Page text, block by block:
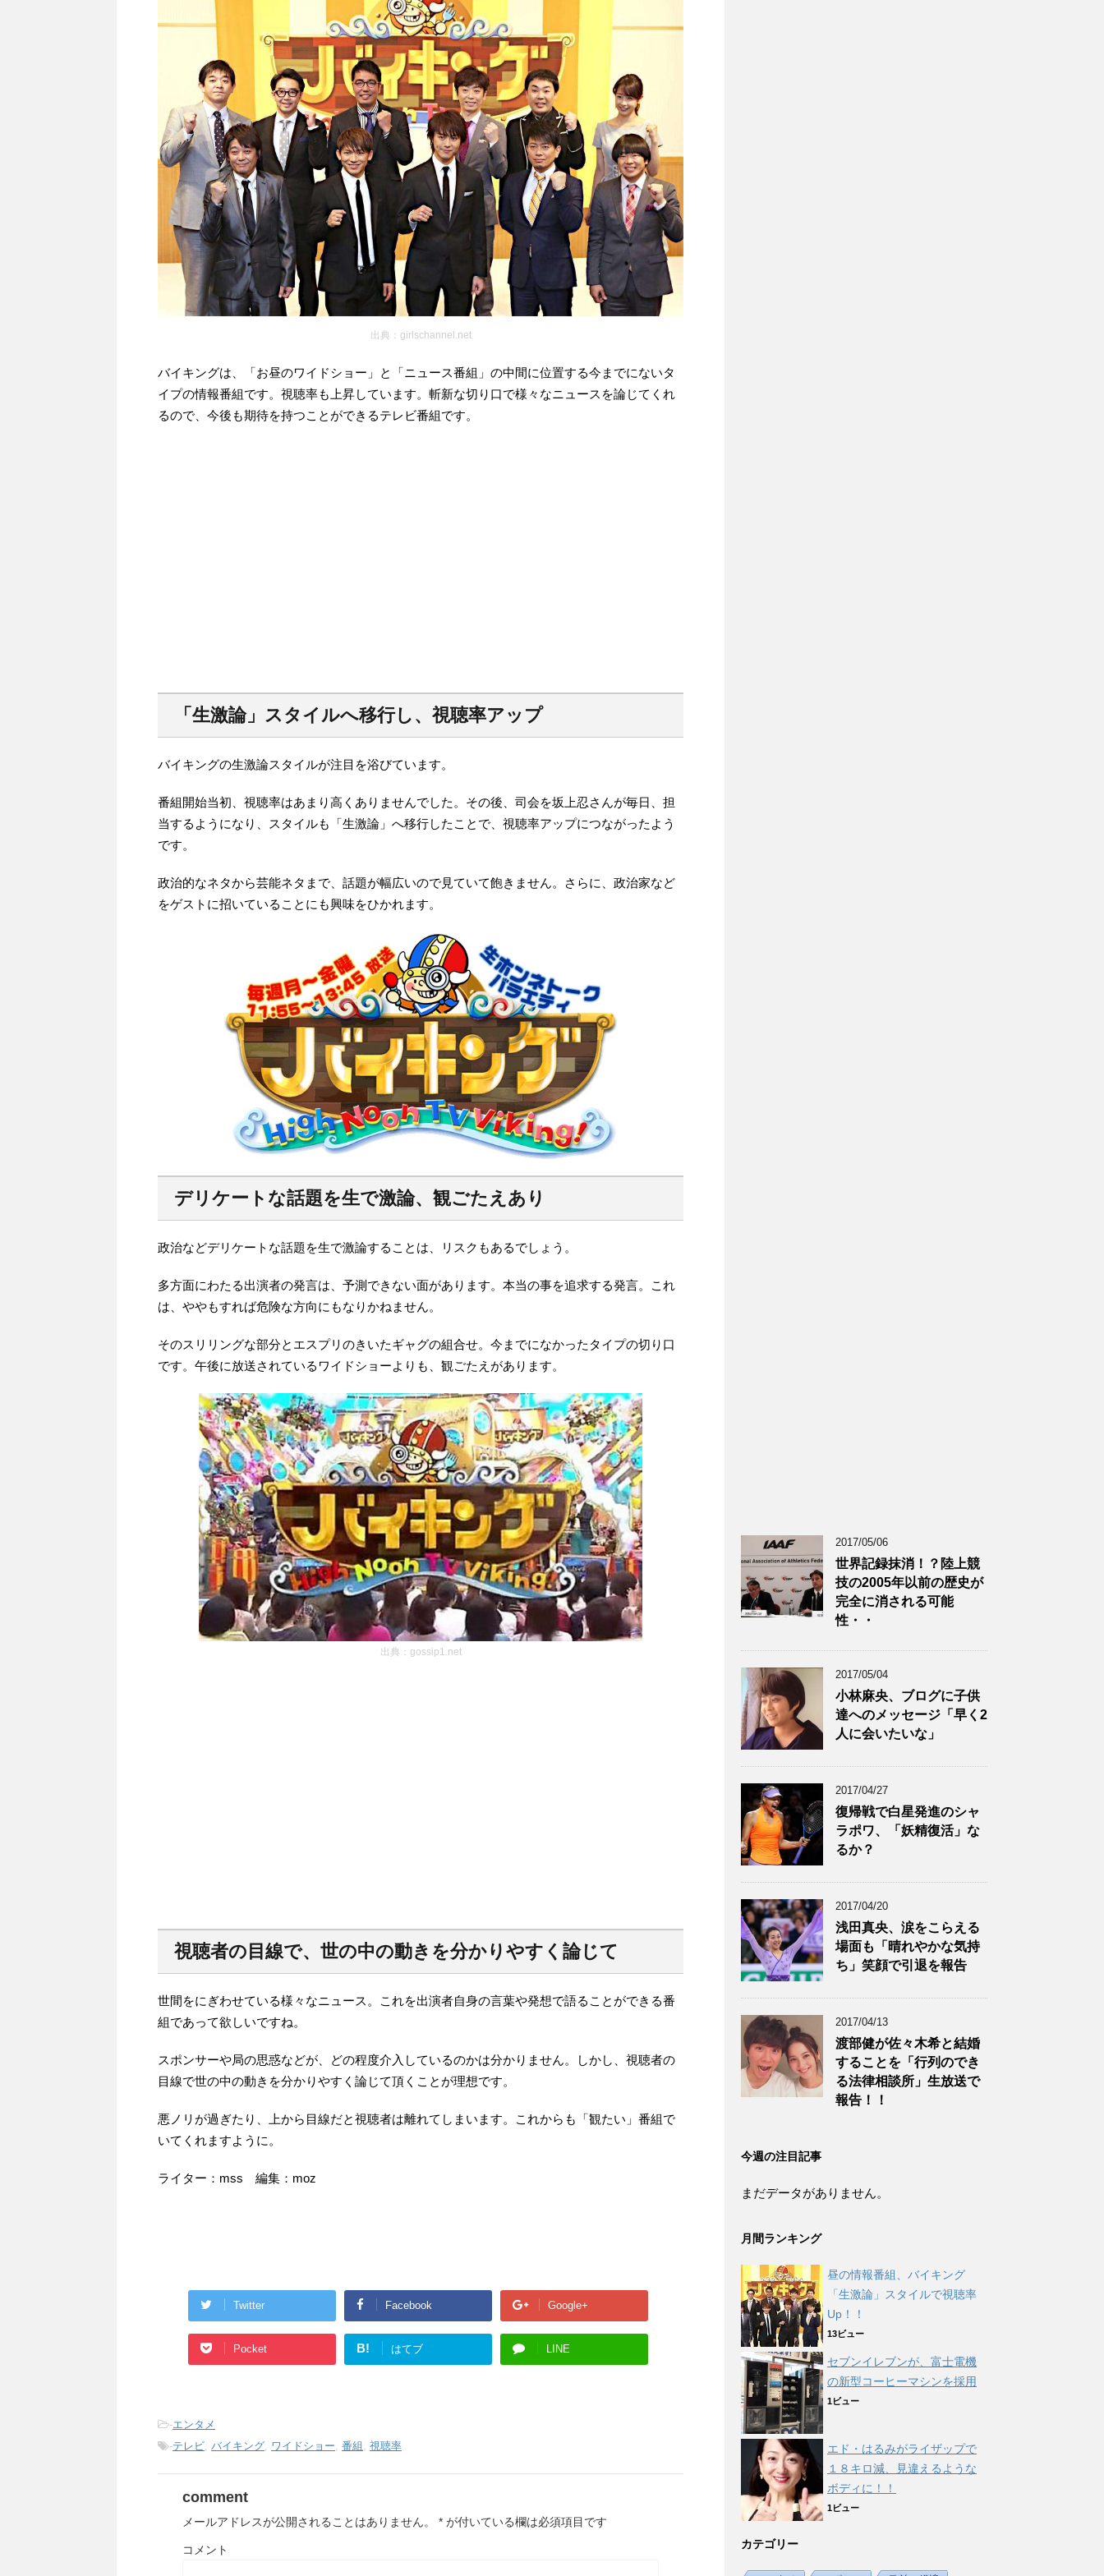
出典：girlschannel.net
バイキングは、「お昼のワイドショー」と「ニュース番組」の中間に位置する今までにないタ
イプの情報番組です。視聴率も上昇しています。斬新な切り口で様々なニュースを論じてくれ
るので、今後も期待を持つことができるテレビ番組です。
「生激論」スタイルへ移行し、視聴率アップ
バイキングの生激論スタイルが注目を浴びています。
番組開始当初、視聴率はあまり高くありませんでした。その後、司会を坂上忍さんが毎日、担
当するようになり、スタイルも「生激論」へ移行したことで、視聴率アップにつながったよう
です。
政治的なネタから芸能ネタまで、話題が幅広いので見ていて飽きません。さらに、政治家など
をゲストに招いていることにも興味をひかれます。
デリケートな話題を生で激論、観ごたえあり
政治などデリケートな話題を生で激論することは、リスクもあるでしょう。
多方面にわたる出演者の発言は、予測できない面があります。本当の事を追求する発言。これ
は、ややもすれば危険な方向にもなりかねません。
そのスリリングな部分とエスプリのきいたギャグの組合せ。今までになかったタイプの切り口
です。午後に放送されているワイドショーよりも、観ごたえがあります。
出典：gossip1.net
視聴者の目線で、世の中の動きを分かりやすく論じて
世間をにぎわせている様々なニュース。これを出演者自身の言葉や発想で語ることができる番
組であって欲しいですね。
スポンサーや局の思惑などが、どの程度介入しているのかは分かりません。しかし、視聴者の
目線で世の中の動きを分かりやすく論じて頂くことが理想です。
悪ノリが過ぎたり、上から目線だと視聴者は離れてしまいます。これからも「観たい」番組で
いてくれますように。
ライター：mss 編集：moz
Twitter Facebook Google+
Pocket B! はてブ LINE
-エンタメ
-テレビ バイキング ワイドショー 番組 視聴率
comment
メールアドレスが公開されることはありません。 * が付いている欄は必須項目です
コメント
2017/05/06
世界記録抹消！？陸上競
技の2005年以前の歴史が
完全に消される可能
性・・
2017/05/04
小林麻央、ブログに子供
達へのメッセージ「早く2
人に会いたいな」
2017/04/27
復帰戦で白星発進のシャ
ラポワ、「妖精復活」な
るか？
2017/04/20
浅田真央、涙をこらえる
場面も「晴れやかな気持
ち」笑顔で引退を報告
2017/04/13
渡部健が佐々木希と結婚
することを「行列のでき
る法律相談所」生放送で
報告！！
今週の注目記事
まだデータがありません。
月間ランキング
昼の情報番組、バイキング
「生激論」スタイルで視聴率
Up！！
13ビュー
セブンイレブンが、富士電機
の新型コーヒーマシンを採用
1ビュー
エド・はるみがライザップで
１８キロ減、見違えるような
ボディに！！
1ビュー
カテゴリー